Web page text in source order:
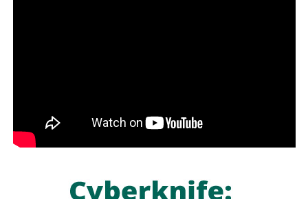
potabilización y la continuidad del suministro de agua
potable.